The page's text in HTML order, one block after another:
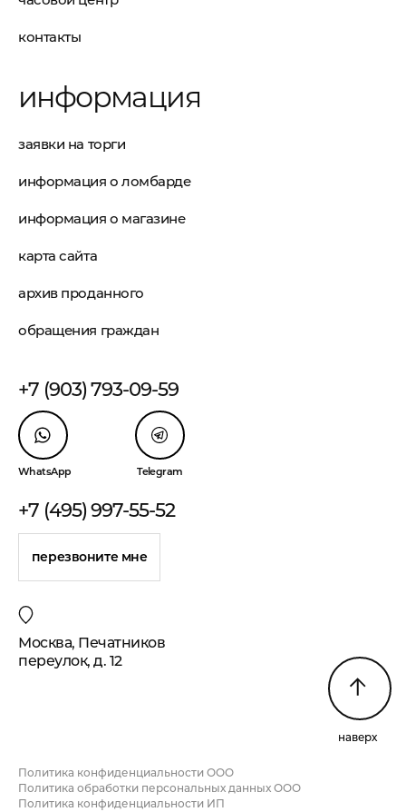
контакты
информация
заявки на торги
информация о ломбарде
информация о магазине
карта сайта
архив проданного
обращения граждан
+7 (903) 793-09-59
WhatsApp Telegram
+7 (495) 997-55-52
перезвоните мне
Москва, Печатников
переулок, д. 12
наверх
Политика конфиденциальности ООО
Политика обработки персональных данных ООО
Политика конфиденциальности ИП